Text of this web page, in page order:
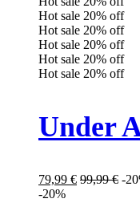
Hot sale 20% off
Hot sale 20% off
Hot sale 20% off
Hot sale 20% off
Hot sale 20% off
Under
79,99 € 99,99€ -
-20%